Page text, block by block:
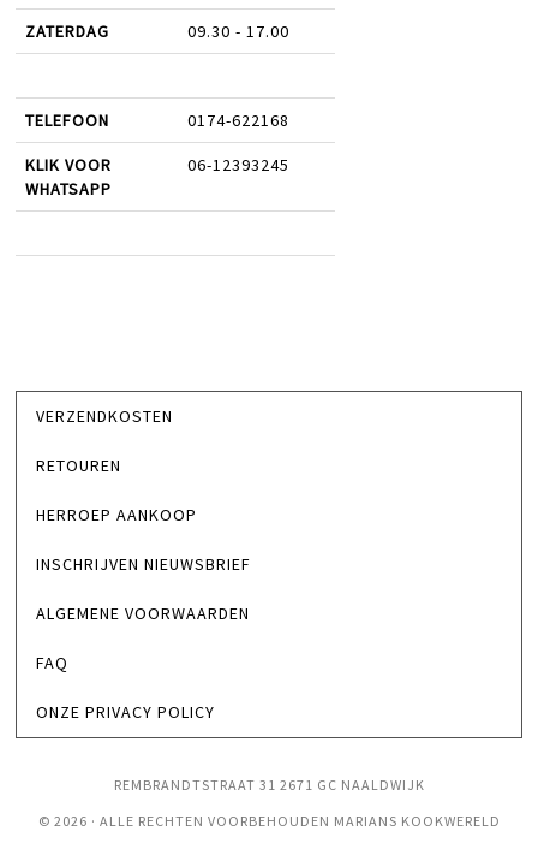
ZATERDAG 09.30 - 17.00
TELEFOON 0174-622168
KLIK VOOR
WHATSAPP
06-12393245
VERZENDKOSTEN
RETOUREN
HERROEP AANKOOP
INSCHRIJVEN NIEUWSBRIEF
ALGEMENE VOORWAARDEN
FAQ
ONZE PRIVACY POLICY
REMBRANDTSTRAAT 31 2671 GC NAALDWIJK
© 2026 · ALLE RECHTEN VOORBEHOUDEN MARIANS KOOKWERELD